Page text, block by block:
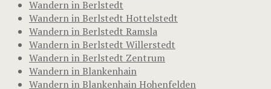
Wandern in Berlstedt
Wandern in Berlstedt Hottelstedt
Wandern in Berlstedt Ramsla
Wandern in Berlstedt Willerstedt
Wandern in Berlstedt Zentrum
Wandern in Blankenhain
Wandern in Blankenhain Hohenfelden